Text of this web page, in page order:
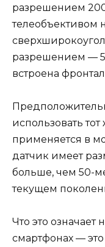
разрешением
телеобъективом
разрешением —
встроена
использовать
применяется в
датчик имеет
больше, чем 50-
текущем
Что это
смартфонах —